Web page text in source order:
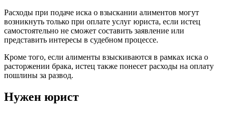
Расходы при подаче иска о взыскании алиментов могут
возникнуть только при оплате услуг юриста, если истец
самостоятельно не сможет составить заявление или
представить интересы в судебном процессе.
Кроме того, если алименты взыскиваются в рамках иска о
расторжении брака, истец также понесет расходы на оплату
пошлины за развод.
Нужен юрист